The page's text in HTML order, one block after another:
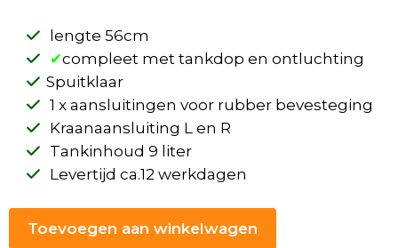
lengte 56cm
✔compleet met tankdop en ontluchting
Spuitklaar
1 x aansluitingen voor rubber bevesteging
Kraanaansluiting L en R
Tankinhoud 9 liter
Levertijd ca.12 werkdagen
Toevoegen aan winkelwagen